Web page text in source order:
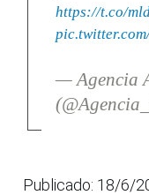
https://t.co/
— Agencia
Publicado: 18/6/